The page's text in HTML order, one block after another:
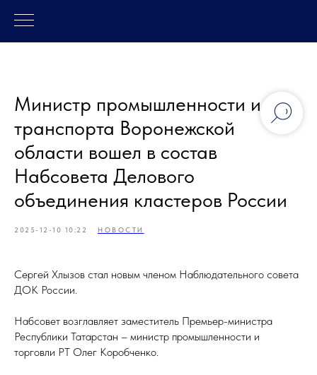
Министр промышленности и
транспорта Воронежской
области вошел в состав
Набсовета Делового
объединения кластеров России
2025-12-10 10:22 НОВОСТИ
Сергей Хлызов стал новым членом Наблюдательного совета
ДОК России.
Набсовет возглавляет заместитель Премьер-министра
Республики Татарстан – министр промышленности и
торговли РТ Олег Коробченко.